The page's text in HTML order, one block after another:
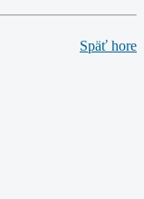
Späť hore